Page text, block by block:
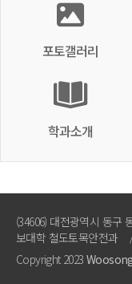
포토갤러리
학과소개
(34606) 대전광역시 동구
보대학 철도토목안전과
Copyright 2023